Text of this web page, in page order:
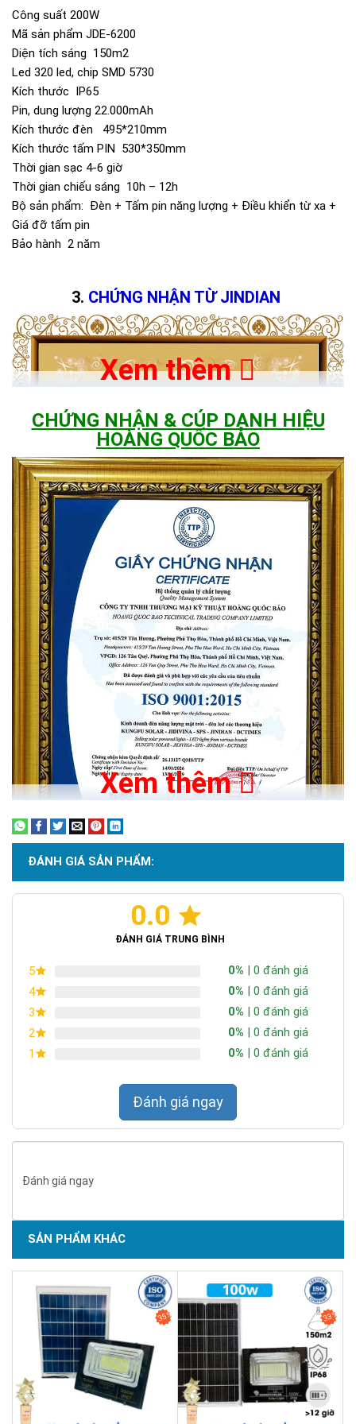
Công suất 200W
Mã sản phẩm JDE-6200
Diện tích sáng 150m2
Led 320 led, chip SMD 5730
Kích thước IP65
Pin, dung lượng 22.000mAh
Kích thước đèn 495*210mm
Kích thước tấm PIN 530*350mm
Thời gian sạc 4-6 giờ
Thời gian chiếu sáng 10h – 12h
Bộ sản phẩm: Đèn + Tấm pin năng lượng + Điều khiển từ xa +
Giá đỡ tấm pin
Bảo hành 2 năm
CHỨNG NHẬN TỪ JINDIAN
Xem thêm
CHỨNG NHẬN & CÚP DANH HIỆU
HOÀNG QUỐC BẢO
Chứng nhận ISO 9001:2015
SẢN PHẨM CHẤT LƯỢNG - DỊCH VỤ TIN DÙNG LẦN VII - 2020
Xem thêm
ĐÁNH GIÁ SẢN PHẨM:
0.0
ĐÁNH GIÁ TRUNG BÌNH
5 0% | 0 đánh giá
4
0% | 0 đánh giá
3
0% | 0 đánh giá
2
0% | 0 đánh giá
1
0% | 0 đánh giá
Đánh giá ngay
Đánh giá ngay
SẢN PHẨM KHÁC
35% 33%